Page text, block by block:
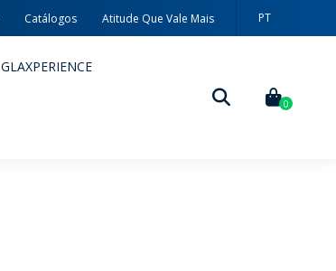
Catálogos Atitude Que Vale Mais
PT
GLAXPERIENCE
0